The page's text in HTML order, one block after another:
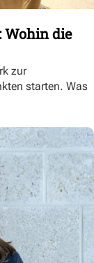
Wohin die
zur
starten. Was